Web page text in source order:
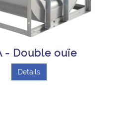
- Double ouïe
Details